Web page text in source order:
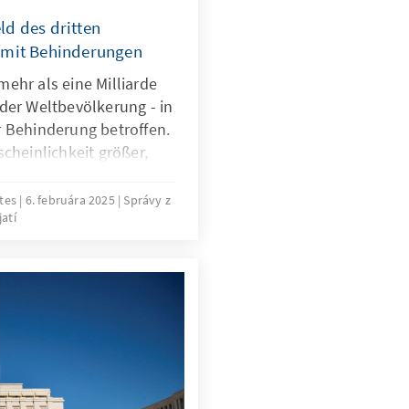
des dritten
Behinderungen
als eine Milliarde
Weltbevölkerung - in
betroffen.
größer,
auf Hindernisse
betreffen die
und soziale
und
begrenzter
bei der
oder ein
6. februára 2025 Správy z